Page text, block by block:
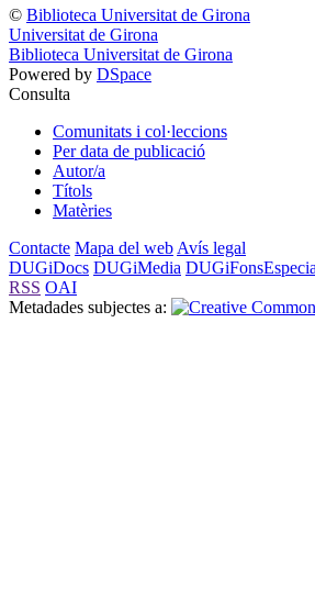
© Biblioteca Universitat de Girona
Universitat de Girona
Biblioteca Universitat de Girona
Powered by DSpace
Consulta
Comunitats i col·leccions
Per data de publicació
Autor/a
Títols
Matèries
Contacte Mapa del web Avís legal
DUGiDocs DUGiMedia
RSS OAI
Metadades subjectes a: